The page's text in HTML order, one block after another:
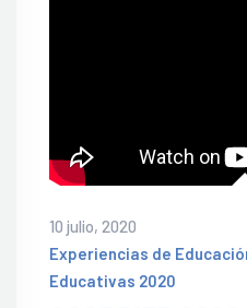
10 julio, 2020
Experiencias de
Educativas 2020